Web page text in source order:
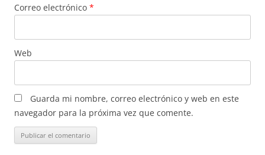
Correo electrónico *
Web
Guarda mi nombre, correo electrónico y web en este
navegador para la próxima vez que comente.